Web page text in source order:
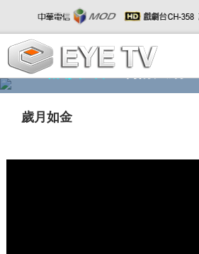
精彩影音 劇情大綱
歲月如金